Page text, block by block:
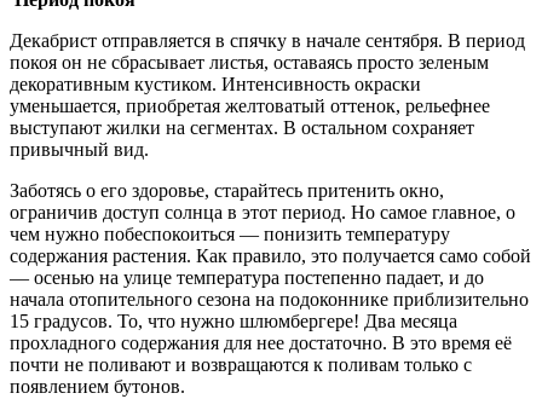
Декабрист отправляется в спячку в начале сентября. В период
покоя он не сбрасывает листья, оставаясь просто зеленым
декоративным кустиком. Интенсивность окраски
уменьшается, приобретая желтоватый оттенок, рельефнее
выступают жилки на сегментах. В остальном сохраняет
привычный вид.
Заботясь о его здоровье, старайтесь притенить окно,
ограничив доступ солнца в этот период. Но самое главное, о
чем нужно побеспокоиться — понизить температуру
содержания растения. Как правило, это получается само собой
— осенью на улице температура постепенно падает, и до
начала отопительного сезона на подоконнике приблизительно
15 градусов. То, что нужно шлюмбергере! Два месяца
прохладного содержания для нее достаточно. В это время её
почти не поливают и возвращаются к поливам только с
появлением бутонов.